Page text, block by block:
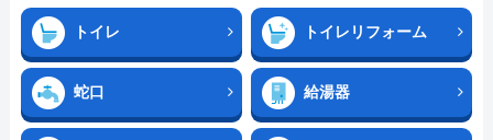
トイレ トイレリフォーム
蛇口 給湯器